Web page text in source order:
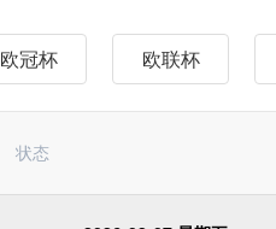
欧冠杯 欧联杯
意甲
日职乙
状态